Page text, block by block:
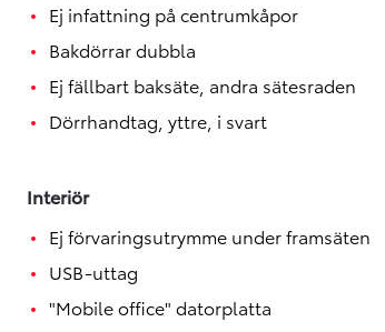
Ej infattning på centrumkåpor
Bakdörrar dubbla
Ej fällbart baksäte, andra sätesraden
Dörrhandtag, yttre, i svart
Interiör
Ej förvaringsutrymme under framsäten
USB-uttag
"Mobile office" datorplatta